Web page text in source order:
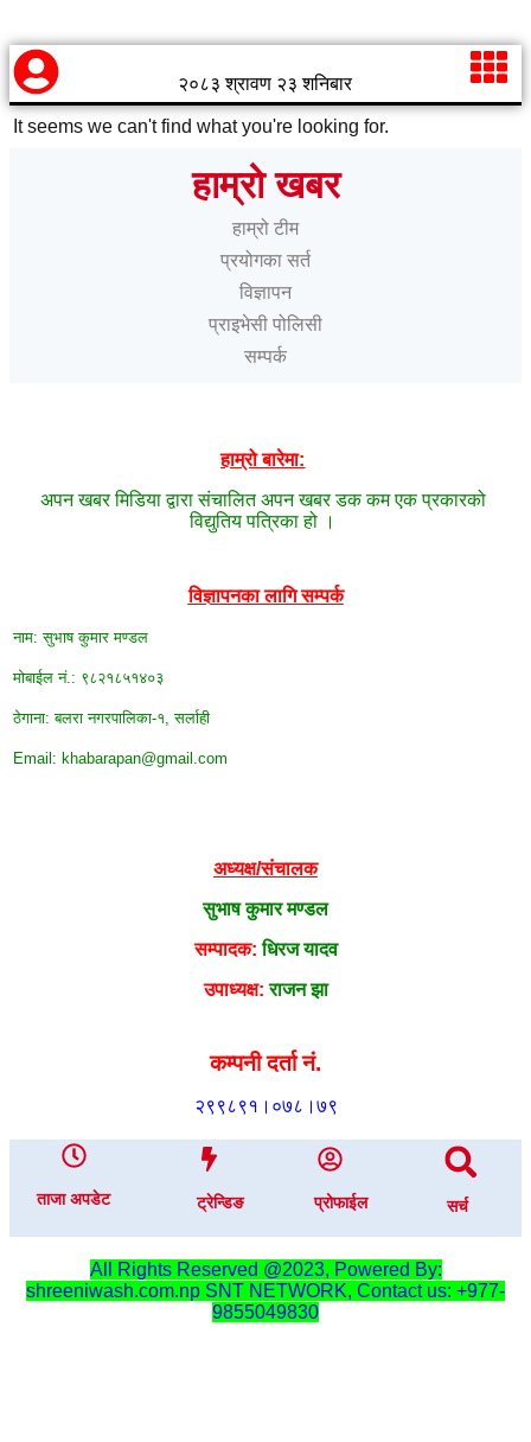
२०८३ श्रावण २३ शनिबार
It seems we can't find what you're looking for.
हाम्रो खबर
हाम्रो टीम
प्रयोगका सर्त
विज्ञापन
प्राइभेसी पोलिसी
सम्पर्क
हाम्रो बारेमा:
अपन खबर मिडिया द्वारा संचालित अपन खबर डक कम एक प्रकारको
विद्युतिय पत्रिका हो ।
विज्ञापनका लागि सम्पर्क
नाम: सुभाष कुमार मण्डल
मोबाईल न‌ं.: ९८२१८५१४०३
ठेगाना: बलरा नगरपालिका-१, सर्लाही
Email: khabarapan@gmail.com
अध्यक्ष/संचालक
सुभाष कुमार मण्डल
सम्पादक: धिरज यादव
उपाध्यक्ष: राजन झा
कम्पनी दर्ता नं.
२९९८९१।०७८।७९
ताजा अपडेट ट्रेन्डिङ प्रोफाईल सर्च
All Rights Reserved @2023, Powered By:
shreeniwash.com.np SNT NETWORK, Contact us: +977-
9855049830